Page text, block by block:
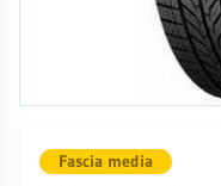
Fascia media